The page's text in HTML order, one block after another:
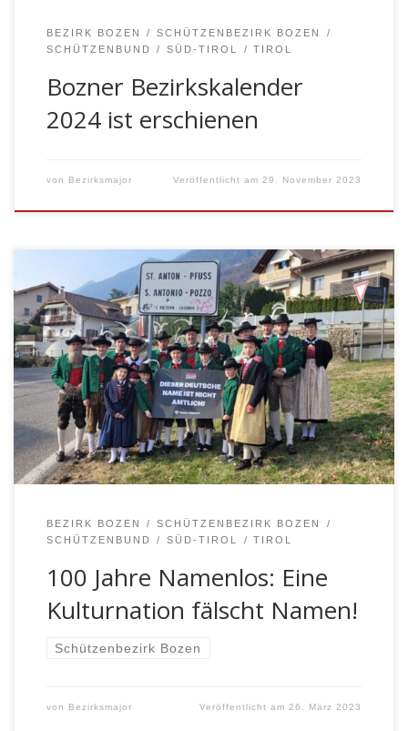
BEZIRK BOZEN
SCHÜTZENBEZIRK BOZEN
SCHÜTZENBUND
SÜD-TIROL TIROL
Bozner Bezirkskalender
2024 ist erschienen
von Bezirksmajor Veröffentlicht am29. November 2023
Die Ortsnamengebung ist eine zentrale,
identitätsstiftende Angelegenheit, welche die
wechselvolle Geschichte eines Landes vermittelt.
Insbesondere in Zeiten, in denen alle Welt nach
Ursprünglichkeit und Authentizität sucht, sind historisch
gewachsene Ortsnamen, die lokale Besonderheiten
wiedergeben von unschätzbarem Wert. In einer […]
BEZIRK BOZEN
SCHÜTZENBEZIRK BOZEN
SCHÜTZENBUND
SÜD-TIROL TIROL
100 Jahre Namenlos: Eine
Kulturnation fälscht Namen!
Schützenbezirk Bozen
von Bezirksmajor Veröffentlicht am26. März 2023